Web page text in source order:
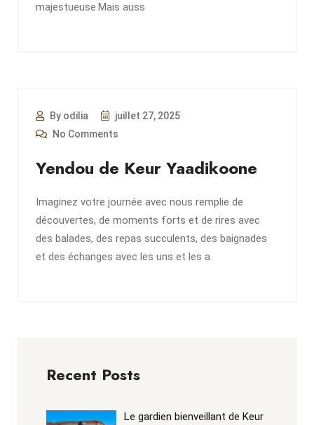
majestueuse.Mais auss
By odilia
juillet 27, 2025
No Comments
Yendou de Keur Yaadikoone
Imaginez votre journée avec nous remplie de
découvertes, de moments forts et de rires avec
des balades, des repas succulents, des baignades
et des échanges avec les uns et les a
Recent Posts
Le gardien bienveillant de Keur